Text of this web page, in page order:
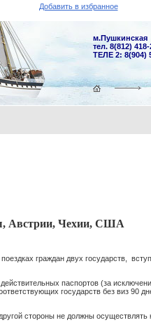
Добавить в избранное
м.Пушкинская
тел. 8(812)
ТЕЛЕ 2: 8(904)
Австрии, Чехии, США
граждан двух государств,
паспортов (за
государств без виз 90
стороны не должны